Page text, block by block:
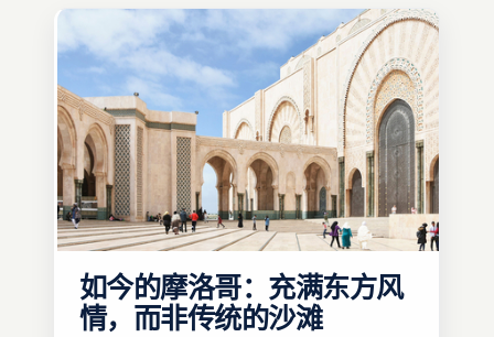
如今的摩洛哥：充满东方风
情，而非传统的沙滩